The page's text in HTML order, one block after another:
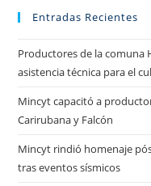
Entradas Recientes
Productores de la comuna
asistencia técnica para el
Mincyt capacitó a
Carirubana y Falcón
Mincyt rindió homenaje
tras eventos sísmicos